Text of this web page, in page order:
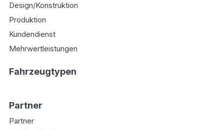
Design/Konstruktion
Produktion
Kundendienst
Mehrwertleistungen
Fahrzeugtypen
Partner
Partner